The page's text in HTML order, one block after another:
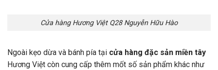
Cửa hàng Hương Việt Q28 Nguyễn Hữu Hào
Ngoài kẹo dừa và bánh pía tại cửa hàng đặc sản miền tây
Hương Việt còn cung cấp thêm mốt số sản phẩm khác như